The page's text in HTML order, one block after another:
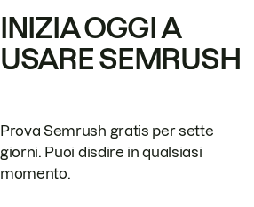
INIZIA OGGI A
USARE SEMRUSH
Prova Semrush gratis per sette
giorni. Puoi disdire in qualsiasi
momento.